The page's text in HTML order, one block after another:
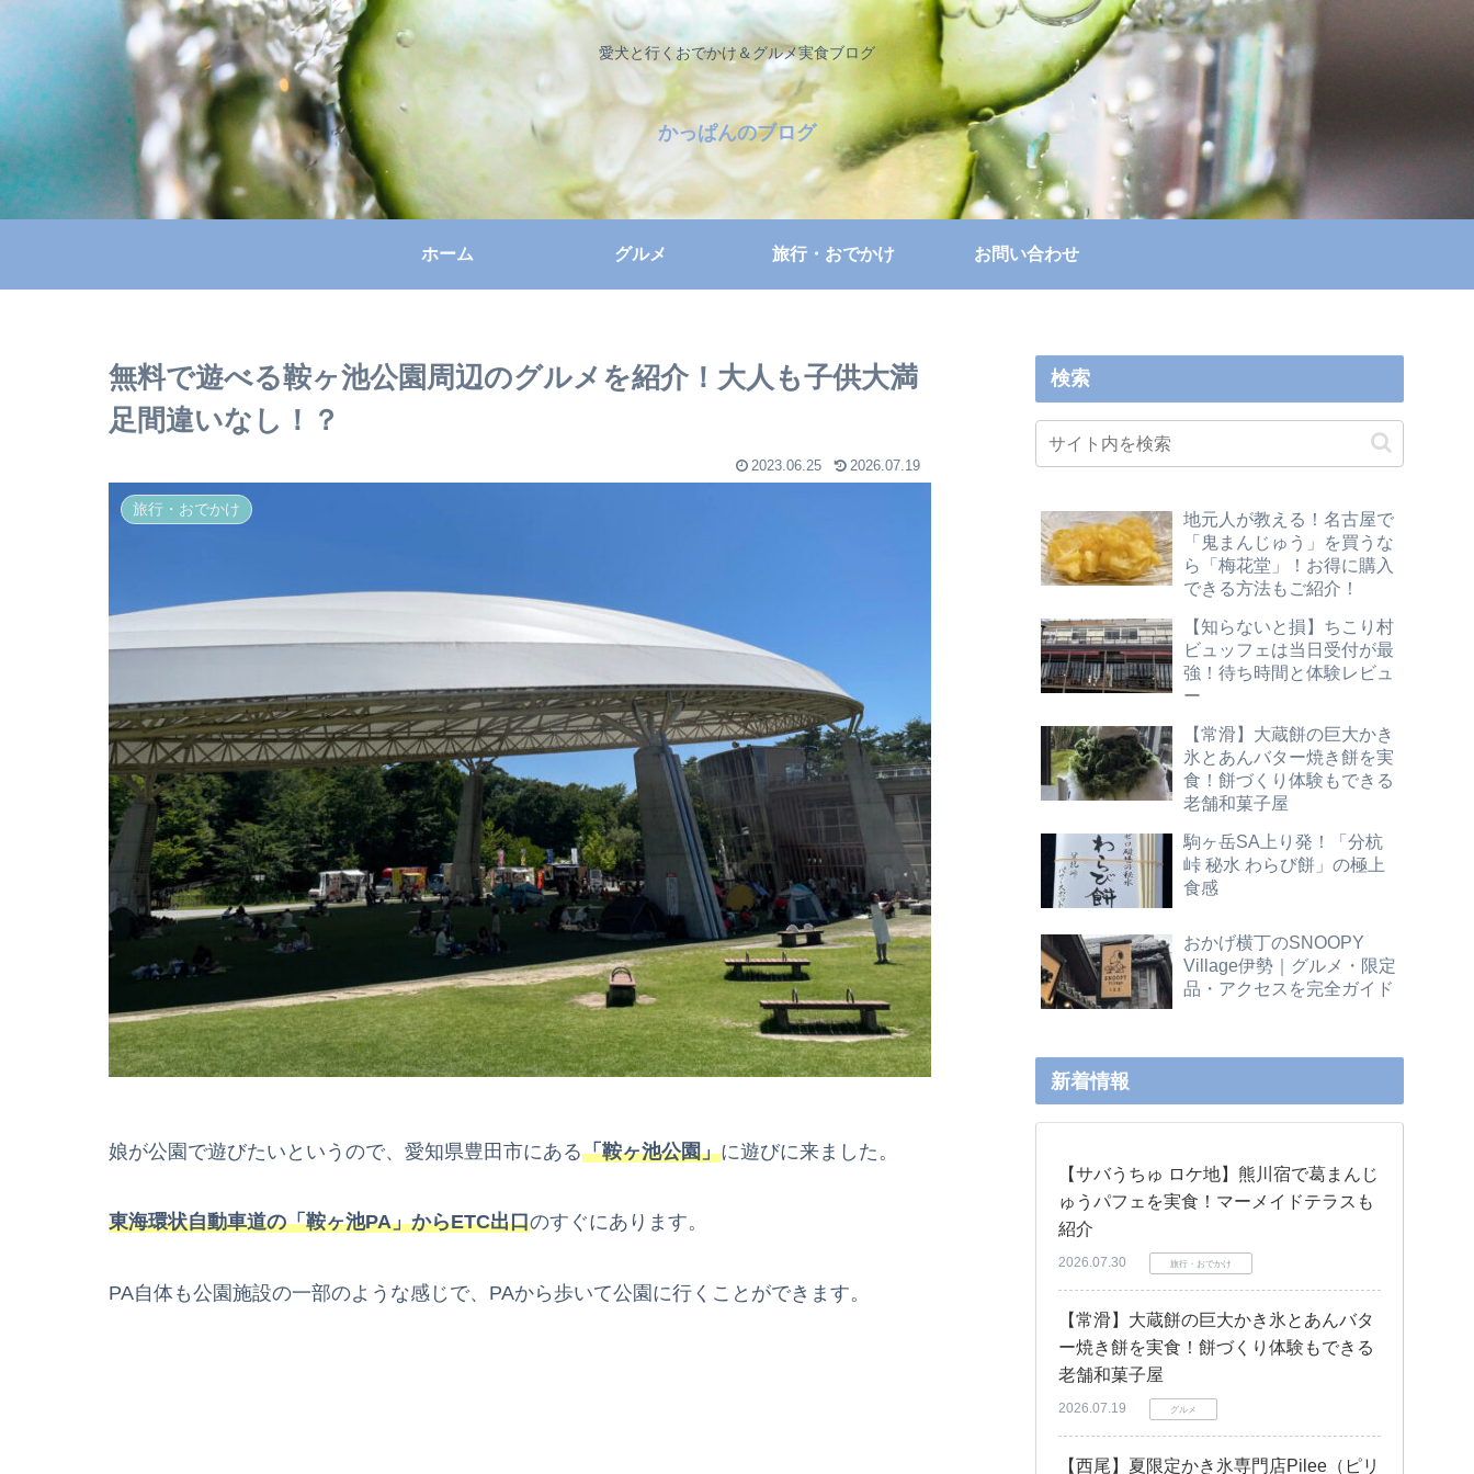
愛犬と行くおでかけ＆グルメ実食ブログ
かっぱんのブログ
ホーム グルメ 旅行・おでかけ お問い合わせ
無料で遊べる鞍ヶ池公園周辺のグルメを紹介！大人も子供大満
足間違いなし！？
2023.06.25 2026.07.19
旅行・おでかけ
娘が公園で遊びたいというので、愛知県豊田市にある「鞍ヶ池公園」に遊びに来ました。
東海環状自動車道の「鞍ヶ池PA」からETC出口のすぐにあります。
PA自体も公園施設の一部のような感じで、PAから歩いて公園に行くことができます。
検索
地元人が教える！名古屋で
「鬼まんじゅう」を買うな
ら「梅花堂」！お得に購入
できる方法もご紹介！
【知らないと損】ちこり村
ビュッフェは当日受付が最
強！待ち時間と体験レビュ
ー
【常滑】大蔵餅の巨大かき
氷とあんバター焼き餅を実
食！餅づくり体験もできる
老舗和菓子屋
駒ヶ岳SA上り発！「分杭
峠 秘水 わらび餅」の極上
食感
おかげ横丁のSNOOPY
Village伊勢｜グルメ・限定
品・アクセスを完全ガイド
新着情報
【サバうちゅ ロケ地】熊川宿で葛まんじ
ゅうパフェを実食！マーメイドテラスも
紹介
2026.07.30 旅行・おでかけ
【常滑】大蔵餅の巨大かき氷とあんバタ
ー焼き餅を実食！餅づくり体験もできる
老舗和菓子屋
2026.07.19 グルメ
【西尾】夏限定かき氷専門店Pilee（ピリ